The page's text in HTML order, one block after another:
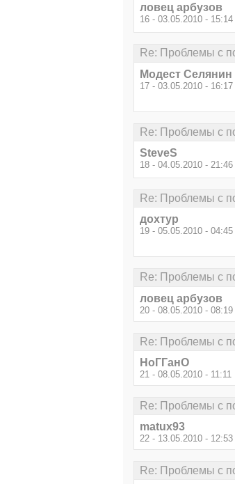
ловец арбузов
16 - 03.05.2010 - 15:14
Re: Проблемы с
Модест Селянин
17 - 03.05.2010 - 16:17
Re: Проблемы с
SteveS
18 - 04.05.2010 - 21:46
Re: Проблемы с
дохтур
19 - 05.05.2010 - 04:45
Re: Проблемы с
ловец арбузов
20 - 08.05.2010 - 08:19
Re: Проблемы с
НоГГанО
21 - 08.05.2010 - 11:11
Re: Проблемы с
matux93
22 - 13.05.2010 - 12:53
Re: Проблемы с